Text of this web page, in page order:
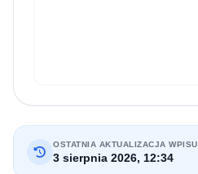
OSTATNIA AKTUALIZACJA WPISU
3 sierpnia 2026, 12:34